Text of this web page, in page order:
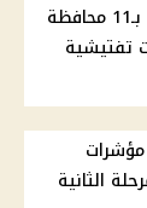
قرارات وزيرة التنمية المحلية تنفذ بـ11 محافظة
تفتيشية
مؤشرات